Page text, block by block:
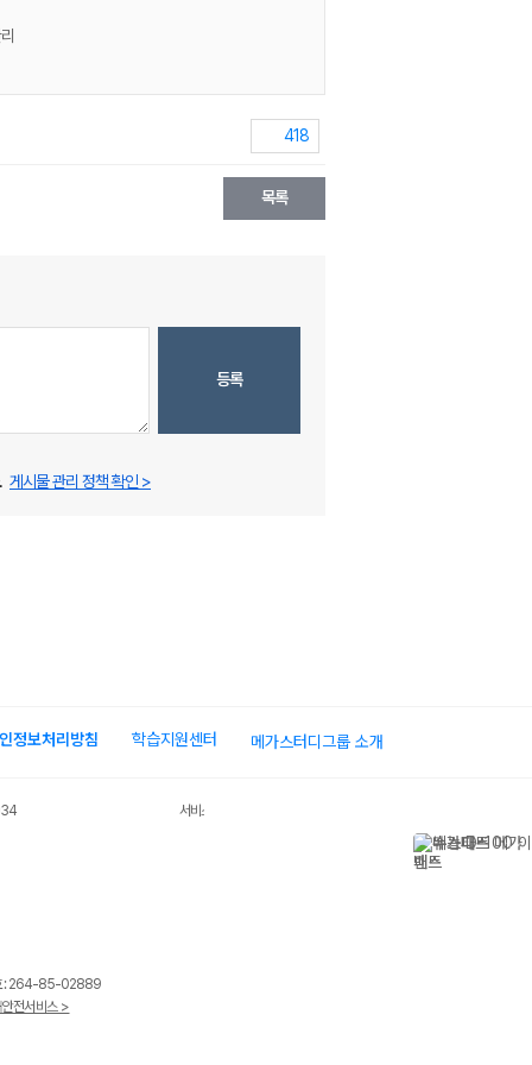
418
목록
등록
게시물 관리 정책 확인 >
정보처리방침 학습지원센터 메가스터디그룹 소개
서비스 가입사실 확인
호 : 264-85-02889
전서비스 >